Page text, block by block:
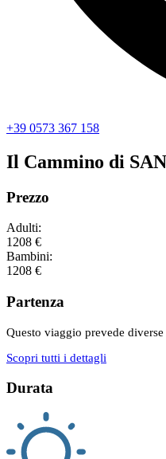
+39 0573 367 158
Il Cammino di
Prezzo
Adulti:
1208 €
Bambini:
1208 €
Partenza
Questo viaggio prevede
Scopri tutti i dettagli
Durata